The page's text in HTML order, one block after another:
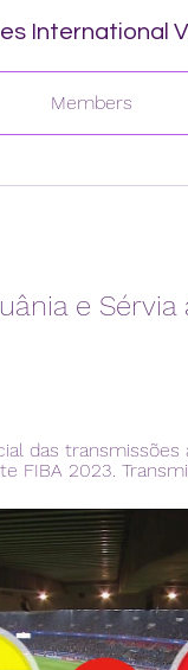
International
Members
e
das
FIBA 2023.